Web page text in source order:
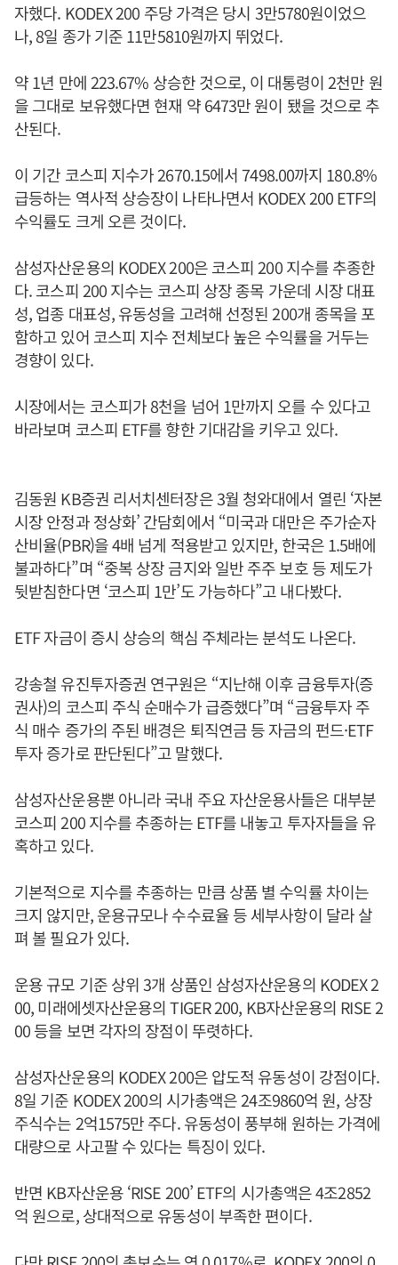
자했다. KODEX 200 주당 가격은 당시 3만5780원이었으
나, 8일 종가 기준 11만5810원까지 뛰었다.
약 1년 만에 223.67% 상승한 것으로, 이 대통령이 2천만 원
을 그대로 보유했다면 현재 약 6473만 원이 됐을 것으로 추
산된다.
이 기간 코스피 지수가 2670.15에서 7498.00까지 180.8%
급등하는 역사적 상승장이 나타나면서 KODEX 200 ETF의
수익률도 크게 오른 것이다.
삼성자산운용의 KODEX 200은 코스피 200 지수를 추종한
다. 코스피 200 지수는 코스피 상장 종목 가운데 시장 대표
성, 업종 대표성, 유동성을 고려해 선정된 200개 종목을 포
함하고 있어 코스피 지수 전체보다 높은 수익률을 거두는
경향이 있다.
시장에서는 코스피가 8천을 넘어 1만까지 오를 수 있다고
바라보며 코스피 ETF를 향한 기대감을 키우고 있다.
김동원 KB증권 리서치센터장은 3월 청와대에서 열린 ‘자본
시장 안정과 정상화’ 간담회에서 “미국과 대만은 주가순자
산비율(PBR)을 4배 넘게 적용받고 있지만, 한국은 1.5배에
불과하다”며 “중복 상장 금지와 일반 주주 보호 등 제도가
뒷받침한다면 ‘코스피 1만’도 가능하다”고 내다봤다.
ETF 자금이 증시 상승의 핵심 주체라는 분석도 나온다.
강송철 유진투자증권 연구원은 “지난해 이후 금융투자(증
권사)의 코스피 주식 순매수가 급증했다”며 “금융투자 주
식 매수 증가의 주된 배경은 퇴직연금 등 자금의 펀드·ETF
투자 증가로 판단된다”고 말했다.
삼성자산운용뿐 아니라 국내 주요 자산운용사들은 대부분
코스피 200 지수를 추종하는 ETF를 내놓고 투자자들을 유
혹하고 있다.
기본적으로 지수를 추종하는 만큼 상품 별 수익률 차이는
크지 않지만, 운용규모나 수수료율 등 세부사항이 달라 살
펴 볼 필요가 있다.
운용 규모 기준 상위 3개 상품인 삼성자산운용의 KODEX 2
00, 미래에셋자산운용의 TIGER 200, KB자산운용의 RISE 2
00 등을 보면 각자의 장점이 뚜렷하다.
삼성자산운용의 KODEX 200은 압도적 유동성이 강점이다.
8일 기준 KODEX 200의 시가총액은 24조9860억 원, 상장
주식수는 2억1575만 주다. 유동성이 풍부해 원하는 가격에
대량으로 사고팔 수 있다는 특징이 있다.
반면 KB자산운용 ‘RISE 200’ ETF의 시가총액은 4조2852
억 원으로, 상대적으로 유동성이 부족한 편이다.